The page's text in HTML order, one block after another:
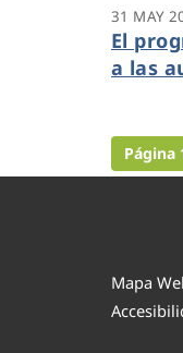
31 MAY
El
a las
Página
Mapa